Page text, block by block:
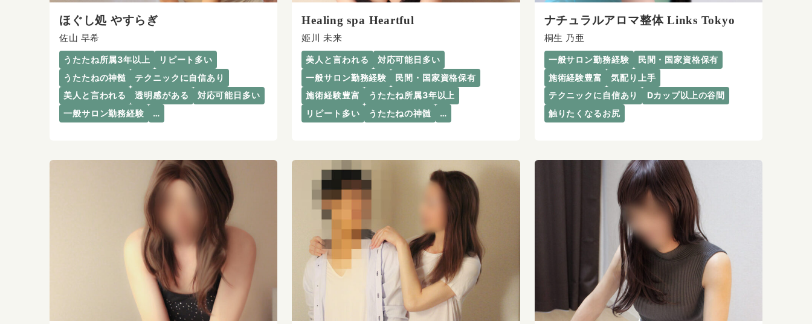
ほぐし処 やすらぎ
佐山 早希
うたたね所属3年以上
リピート多い
うたたねの神髄
テクニックに自信あり
美人と言われる
透明感がある
対応可能日多い
一般サロン勤務経験
…
Healing spa Heartful
姫川 未来
美人と言われる
対応可能日多い
一般サロン勤務経験
民間・国家資格保有
施術経験豊富
うたたね所属3年以上
リピート多い
うたたねの神髄 …
ナチュラルアロマ整体 Links Tokyo
桐生 乃亜
一般サロン勤務経験
民間・国家資格保有
施術経験豊富
気配り上手
テクニックに自信あり
Dカップ以上の谷間
触りたくなるお尻